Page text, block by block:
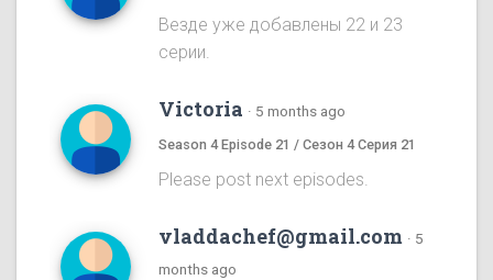
Везде уже добавлены 22 и 23
серии.
Victoria · 5 months ago
Season 4 Episode 21 / Сезон 4 Серия 21
Please post next episodes.
vladdachef@gmail.com · 5
months ago